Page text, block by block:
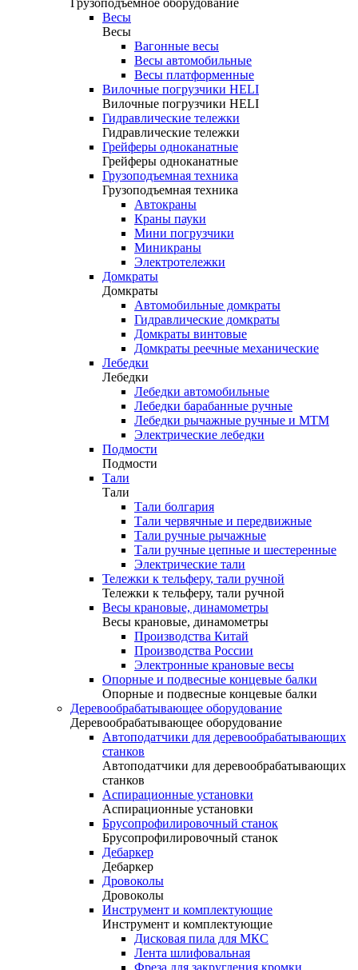
Грузоподъемное оборудование
Весы
Весы
Вагонные весы
Весы автомобильные
Весы платформенные
Вилочные погрузчики HELI
Вилочные погрузчики HELI
Гидравлические тележки
Гидравлические тележки
Грейферы одноканатные
Грейферы одноканатные
Грузоподъемная техника
Грузоподъемная техника
Автокраны
Краны пауки
Мини погрузчики
Миникраны
Электротележки
Домкраты
Домкраты
Автомобильные домкраты
Гидравлические домкраты
Домкраты винтовые
Домкраты реечные механические
Лебедки
Лебедки
Лебедки автомобильные
Лебедки барабанные ручные
Лебедки рычажные ручные и МТМ
Электрические лебедки
Подмости
Подмости
Тали
Тали
Тали болгария
Тали червячные и передвижные
Тали ручные рычажные
Тали ручные цепные и шестеренные
Электрические тали
Тележки к тельферу, тали ручной
Тележки к тельферу, тали ручной
Весы крановые, динамометры
Весы крановые, динамометры
Производства Китай
Производства России
Электронные крановые весы
Опорные и подвесные концевые балки
Опорные и подвесные концевые балки
Деревообрабатывающее оборудование
Деревообрабатывающее оборудование
Автоподатчики для деревообрабатывающих
станков
Автоподатчики для деревообрабатывающих
станков
Аспирационные установки
Аспирационные установки
Брусопрофилировочный станок
Брусопрофилировочный станок
Дебаркер
Дебаркер
Дровоколы
Дровоколы
Инструмент и комплектующие
Инструмент и комплектующие
Дисковая пила для МКС
Лента шлифовальная
Фреза для закругления кромки